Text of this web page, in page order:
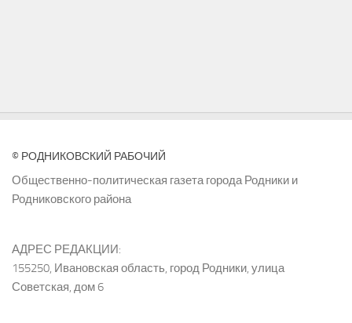
© РОДНИКОВСКИЙ РАБОЧИЙ
Общественно-политическая газета города Родники и
Родниковского района
АДРЕС РЕДАКЦИИ:
155250, Ивановская область, город Родники, улица
Советская, дом 6